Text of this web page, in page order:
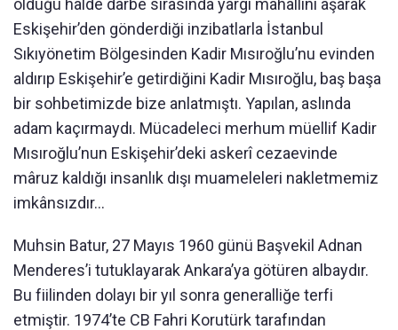
olduğu hâlde darbe sırasında yargı mahallini aşarak
Eskişehir’den gönderdiği inzibatlarla İstanbul
Sıkıyönetim Bölgesinden Kadir Mısıroğlu’nu evinden
aldırıp Eskişehir’e getirdiğini Kadir Mısıroğlu, baş başa
bir sohbetimizde bize anlatmıştı. Yapılan, aslında
adam kaçırmaydı. Mücadeleci merhum müellif Kadir
Mısıroğlu’nun Eskişehir’deki askerî cezaevinde
mâruz kaldığı insanlık dışı muameleleri nakletmemiz
imkânsızdır…
Muhsin Batur, 27 Mayıs 1960 günü Başvekil Adnan
Menderes’i tutuklayarak Ankara’ya götüren albaydır.
Bu fiilinden dolayı bir yıl sonra generalliğe terfi
etmiştir. 1974’te CB Fahri Korutürk tarafından